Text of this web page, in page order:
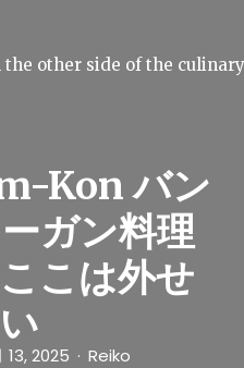
the other side of the
Kon バン
ガン料理
こは外せ
13, 2025 Reiko